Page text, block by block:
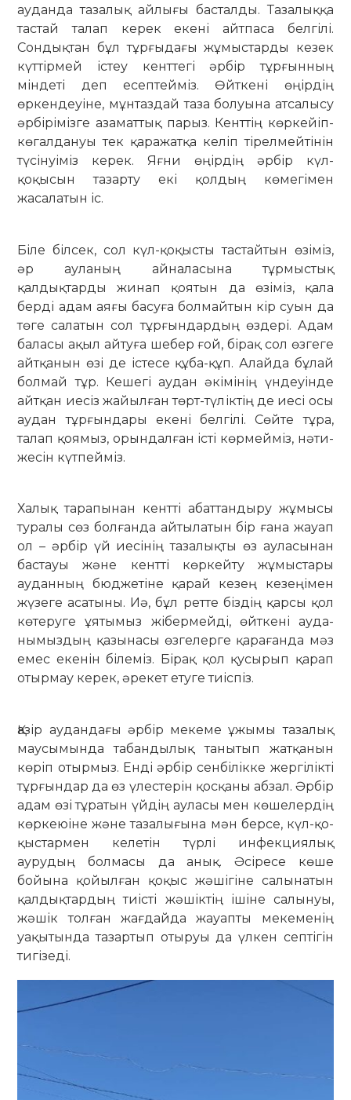
ауданда тазалық айлығы басталды. Тазалыққа
тас­тай талап керек екені айтпаса белгілі.
Сондықтан бұл тұрғыдағы жұмыстарды кезек
күт­тірмей істеу кенттегі әрбір тұрғынның
міндеті деп есептейміз. Өйткені өңірдің
өркендеуіне, мұнтаздай таза болуына атсалысу
әрбірімізге азаматтық па­рыз. Кенттің көркейіп-
көгалдануы тек қаражатқа келіп тірелмейтінін
түсі­нуіміз керек. Яғни өңірдің әрбір күл-
қоқысын тазарту екі қолдың көмегімен
жасалатын іс.
Біле білсек, сол күл-қоқысты тас­тайтын өзіміз,
әр ауланың айна­ласына тұрмыстық
қалдықтарды жи­­­­нап қоятын да өзіміз, қала
берді адам аяғы басуға болмайтын кір суын да
төге салатын сол тұрғындардың өз­дері. Адам
баласы ақыл айтуға шебер ғой, бірақ сол өзгеге
айтқанын өзі де істесе құба-құп. Алайда бұлай
болмай тұр. Кешегі аудан әкімінің үндеуінде
айтқан иесіз жайылған төрт-түліктің де иесі осы
аудан тұрғындары екені белгілі. Сөйте тұра,
талап қоя­мыз, орындалған істі көрмейміз, нәти­
жесін күтпейміз.
Халық тарапынан кентті абат­тан­дыру жұмысы
туралы сөз болғанда айтылатын бір ғана жауап
ол – әрбір үй иесінің тазалықты өз ауласынан
бастауы және кентті көркейту жұмыс­тары
ауданның бюджетіне қарай ке­зең кезеңімен
жүзеге асатыны. Иә, бұл ретте біздің қарсы қол
көте­руге ұятымыз жібермейді, өйткені ау­да­
нымыздың қазынасы өзгелерге қара­ғанда мәз
емес екенін білеміз. Бірақ қол қусырып қарап
отырмау керек, әрекет етуге тиіспіз.
Қазір аудандағы әрбір мекеме ұжы­мы тазалық
маусымында табан­дылық танытып жатқанын
көріп отыр­мыз. Енді әрбір сенбілікке жергілікті
тұрғындар да өз үлестерін қосқаны абзал. Әрбір
адам өзі тұратын үйдің ауласы мен көшелердің
көркеюіне және тазалығына мән берсе, күл-қо­­­
қыстармен келетін түрлі инфек­циялық
аурудың болмасы да анық. Әсіресе көше
бойына қойылған қоқыс жәшігіне салынатын
қалдықтардың тиісті жәшіктің ішіне салынуы,
жәшік тол­ған жағдайда жауапты мекеменің
уақытында тазартып отыруы да үлкен септігін
тигізеді.